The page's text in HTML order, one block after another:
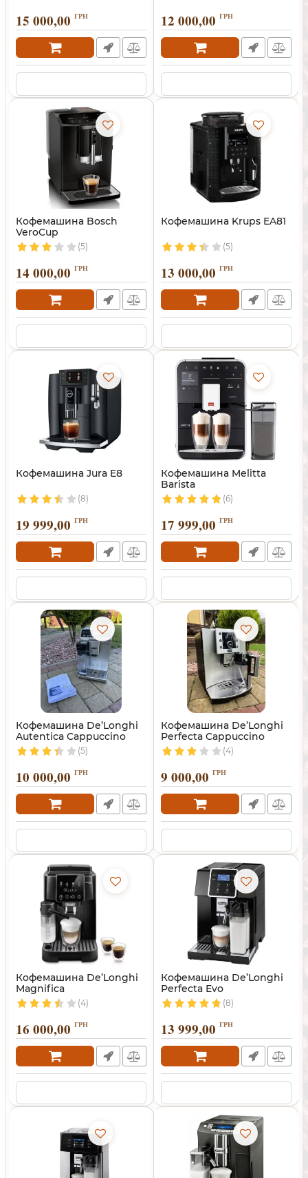
15 000,00 ГРН 12 000,00 ГРН
Кофемашина Bosch
VeroCup
(5)
14 000,00 ГРН
Кофемашина Krups EA81
(5)
13 000,00 ГРН
Кофемашина Jura E8
(8)
19 999,00 ГРН
Кофемашина Melitta
Barista
(6)
17 999,00 ГРН
Кофемашина De’Longhi
Autentica Cappuccino
(5)
10 000,00 ГРН
Кофемашина De’Longhi
Perfecta Cappuccino
(4)
9 000,00 ГРН
Кофемашина De’Longhi
Magnifica
(4)
16 000,00 ГРН
Кофемашина De’Longhi
Perfecta Evo
(8)
13 999,00 ГРН